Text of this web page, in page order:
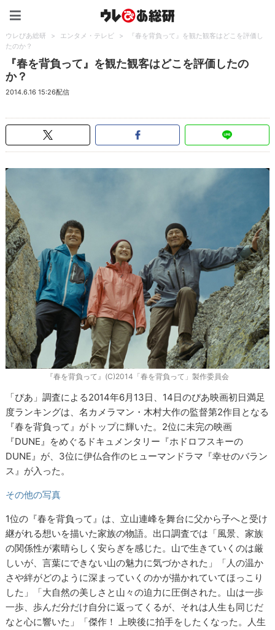
ウレぴあ総研 > エンタメ・テレビ >
『春を背負って』を観た観客はどこを評価し
たのか？
『春を背負って』を観た観客はどこを評価したの
か？
2014.6.16 15:26配信
『春を背負って』(C)2014「春を背負って」製作委員会
「ぴあ」調査による2014年6月13日、14日のぴあ映画初日満足
度ランキングは、名カメラマン・木村大作の監督第2作目となる
『春を背負って』がトップに輝いた。2位に未完の映画
『DUNE』をめぐるドキュメンタリー『ホドロフスキーの
DUNE』が、3位に伊仏合作のヒューマンドラマ『幸せのバラン
ス』が入った。
その他の写真
1位の『春を背負って』は、立山連峰を舞台に父から子へと受け
継がれる想いを描いた家族の物語。出口調査では「風景、家族
の関係性が素晴らしく安らぎを感じた。山で生きていくのは厳
しいが、言葉にできない山の魅力に気づかされた」「人の温か
さや絆がどのように深まっていくのかが描かれていてほっこり
した」「大自然の美しさと山々の迫力に圧倒された。山は一歩
一歩、歩んだ分だけ自分に返ってくるが、それは人生も同じだ
なと心に響いた」「傑作！ 上映後に拍手をしたくなった。人生